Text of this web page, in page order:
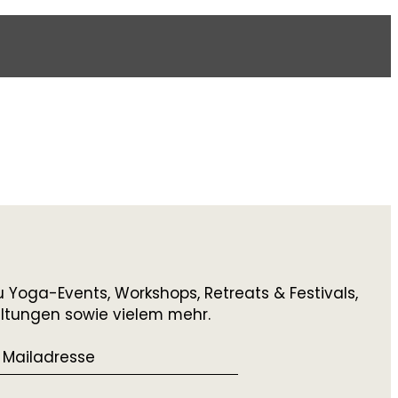
Events, Workshops, Retreats & Festivals,
sowie vielem mehr.